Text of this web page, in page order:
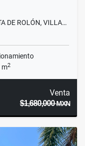
DE ROLÓN, VILLA…
m2
Venta
$1,680,000MXN